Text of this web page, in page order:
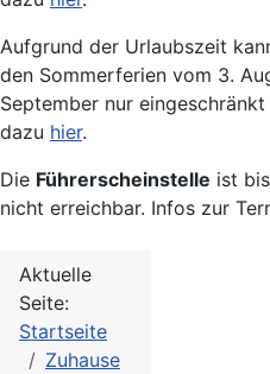
Aufgrund der Urlaubszeit
den Sommerferien vom 3.
September nur
dazu hier.
Die Führerscheinstelle ist
nicht erreichbar. Infos zur
Aktuelle
Seite:
Startseite
Zuhause